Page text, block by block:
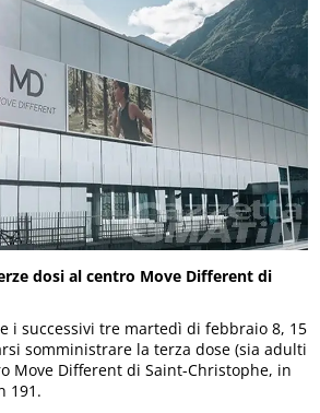
dosi al centro Move Different di
i successivi tre martedì di febbraio 8, 15
somministrare la terza dose (sia adulti
Move Different di Saint-Christophe, in
191.